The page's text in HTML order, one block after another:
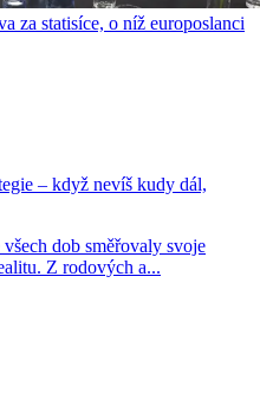
za statisíce, o níž europoslanci
– když nevíš kudy dál,
dob směřovaly svoje
Z rodových a...